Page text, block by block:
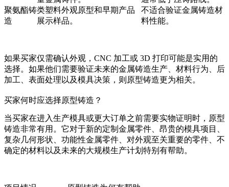
聚氨酯铸
造
类塑料外观原型和早期产品
展示样品。
不适合验证金属铸造材
料性能。
如果买家仅需确认外观，CNC 加工或 3D 打印可能是实用的
选择。如果他们需要验证未来的金属铸造生产、材料行为、后
加工、表面处理以及模具决策，则原型铸造更为相关。
买家何时应选择原型铸造？
当买家在进入生产模具或更大订单之前需要实物证明时，原型
铸造非常有用。它对于新的定制金属零件、昂贵的模具项目、
复杂几何形状、功能性金属零件、对外观至关重要的零件、不
确定的材料以及未来的大规模生产计划特别有帮助。